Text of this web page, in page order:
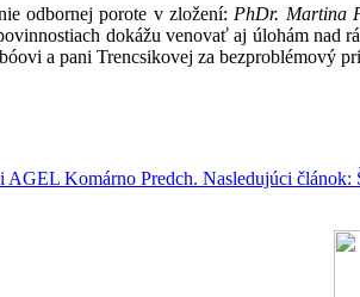
odbornej porote v zložení: PhDr. Martina
dokážu venovať aj úlohám
a pani Trencsikovej za bezproblémový
AGEL Komárno Predch. Nasledujúci článok: